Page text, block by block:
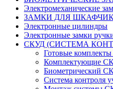
Электромеханические
ЗАМКИ ДЛЯ
Электронные цилиндры
Электронные замки
СКУД (СИСТЕМА
Готовые
Комплектующие
Биометрический
Система контроля